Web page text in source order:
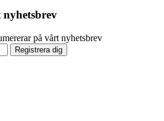
på vårt nyhetsbrev
Registrera dig